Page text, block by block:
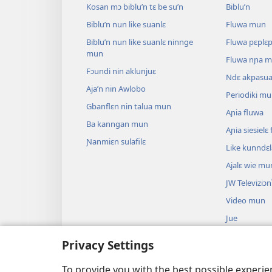
Privacy Settings
Kosan mɔ biblu’n tɛ be su’n
Biblu’n nun like suanlɛ
Biblu’n nun like suanlɛ ninnge
mun
Fɔundi nin aklunjuɛ
Aja’n nin Awlobo
Gbanflɛn nin talua mun
Ba kanngan mun
Ɲanmiɛn sulafilɛ
Biblu’n
Fluwa mun
Fluwa
Fluwa nɲa
Ndɛ
Periodiki
Aɲia fluwa
Aɲia
Like
Ajalɛ wie
JW Televiziɔn
Video mun
Jue
anɔ yilɛ sa’n